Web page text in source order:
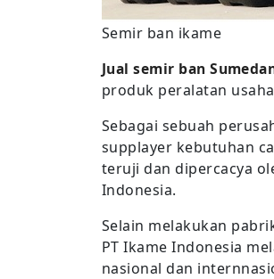
Semir ban ikame
Jual semir ban
produk peralatan
Sebagai sebuah
supplayer kebutuhan
teruji dan dipercacya
Indonesia.
Selain melakukan
PT Ikame Indonesia
nasional dan